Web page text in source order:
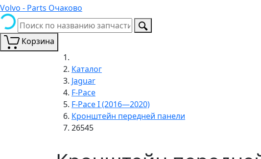
Volvo - Parts Очаково
Корзина
Каталог
Jaguar
F-Pace
F-Pace I (2016—2020)
Кронштейн передней панели
26545